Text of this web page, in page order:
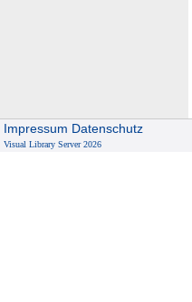
Impressum Datenschutz
Visual Library Server 2026